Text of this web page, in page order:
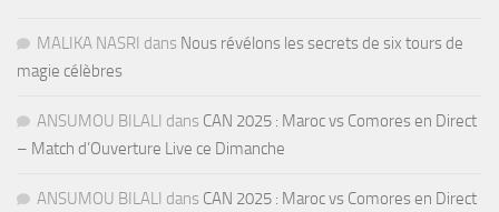
MALIKA NASRI dans Nous révélons les secrets de six tours de
magie célèbres
ANSUMOU BILALI dans CAN 2025 : Maroc vs Comores en Direct
– Match d’Ouverture Live ce Dimanche
ANSUMOU BILALI dans CAN 2025 : Maroc vs Comores en Direct